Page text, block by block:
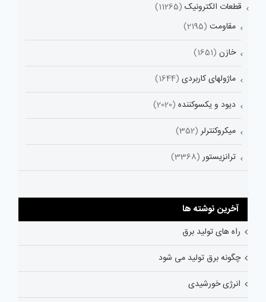
قطعات الکترونیک (11265)
مقاومت (2195)
خازن (1651)
ماژولهای کاربردی (1644)
دیود و یکسوکننده (2020)
میکروکنترلر (352)
ترانزیستور (3368)
آخرین نوشته ها
راه های تولید برق
چگونه برق تولید می شود
انرژی خورشیدی